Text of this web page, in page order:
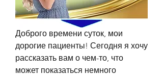
Доброго времени суток, мои
дорогие пациенты! Сегодня я хочу
рассказать вам о чем-то, что
может показаться немного